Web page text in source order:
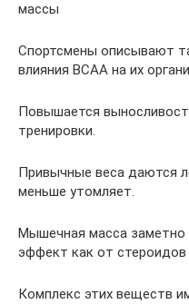
массы
Спортсмены описывают
влияния BCAA на их
Повышается
тренировки.
Привычные веса даются
меньше утомляет.
Мышечная масса заметно
эффект как от
Комплекс этих веществ